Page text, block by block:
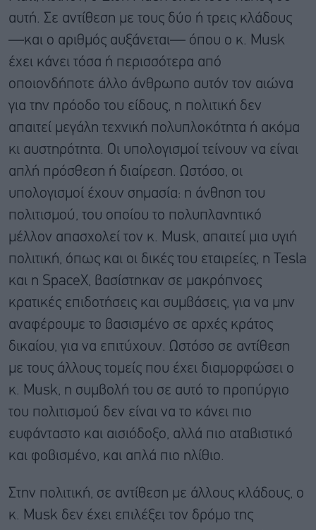
αυτή. Σε αντίθεση με τους δύο ή τρεις κλάδους
—και ο αριθμός αυξάνεται— όπου ο κ. Musk
έχει κάνει τόσα ή περισσότερα από
οποιονδήποτε άλλο άνθρωπο αυτόν τον αιώνα
για την πρόοδο του είδους, η πολιτική δεν
απαιτεί μεγάλη τεχνική πολυπλοκότητα ή ακόμα
κι αυστηρότητα. Οι υπολογισμοί τείνουν να είναι
απλή πρόσθεση ή διαίρεση. Ωστόσο, οι
υπολογισμοί έχουν σημασία: η άνθηση του
πολιτισμού, του οποίου το πολυπλανητικό
μέλλον απασχολεί τον κ. Musk, απαιτεί μια υγιή
πολιτική, όπως και οι δικές του εταιρείες, η Tesla
και η SpaceX, βασίστηκαν σε μακρόπνοες
κρατικές επιδοτήσεις και συμβάσεις, για να μην
αναφέρουμε το βασισμένο σε αρχές κράτος
δικαίου, για να επιτύχουν. Ωστόσο σε αντίθεση
με τους άλλους τομείς που έχει διαμορφώσει ο
κ. Musk, η συμβολή του σε αυτό το προπύργιο
του πολιτισμού δεν είναι να το κάνει πιο
ευφάνταστο και αισιόδοξο, αλλά πιο αταβιστικό
και φοβισμένο, και απλά πιο ηλίθιο.
Στην πολιτική, σε αντίθεση με άλλους κλάδους, ο
κ. Musk δεν έχει επιλέξει τον δρόμο της